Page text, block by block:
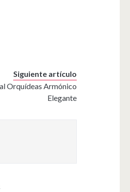
Siguiente artículo
Orquídeas Armónico
Elegante